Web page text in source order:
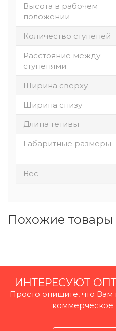
Высота в рабочем
положении
Количество ступеней
Расстояние между
ступенями
Ширина сверху
Ширина снизу
Длина тетивы
Габаритные размеры
Вес
Похожие товары
ИНТЕРЕСУЮТ
Просто опишите, что